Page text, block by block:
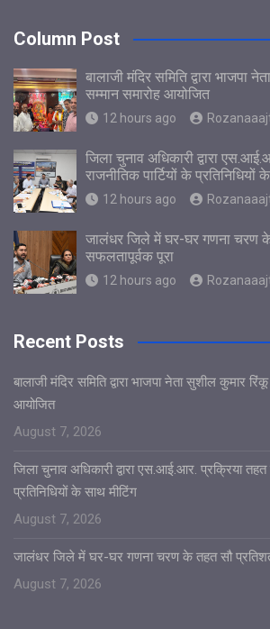
Column Post
बालाजी मंदिर समिति द्वारा भाजपा
सम्मान समारोह आयोजित
12 hours ago
जिला चुनाव अधिकारी द्वारा
राजनीतिक पार्टियों के प्रतिनिधियों
12 hours ago
जालंधर जिले में घर-घर गणना चरण
सफलतापूर्वक पूरा
12 hours ago
Recent Posts
बालाजी मंदिर समिति द्वारा भाजपा नेता सुशील कुमार
आयोजित
August 7, 2026
जिला चुनाव अधिकारी द्वारा एस.आई.आर. प्रक्रिया तहत
प्रतिनिधियों के साथ मीटिंग
August 7, 2026
जालंधर जिले में घर-घर गणना चरण के तहत सौ प्रतिशत
August 7, 2026